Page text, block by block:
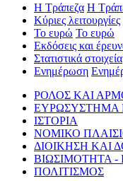
Η Τράπεζα Η
Κύριες λειτουργίες
Το ευρώ Το ευρώ
Εκδόσεις και
Στατιστικά στοιχεία
Ενημέρωση
ΡΟΛΟΣ ΚΑΙ
ΕΥΡΩΣΥΣΤΗΜΑ
ΙΣΤΟΡΙΑ
ΝΟΜΙΚΟ
ΔΙΟΙΚΗΣΗ ΚΑΙ
ΒΙΩΣΙΜΟΤΗΤΑ
ΠΟΛΙΤΙΣΜΟΣ